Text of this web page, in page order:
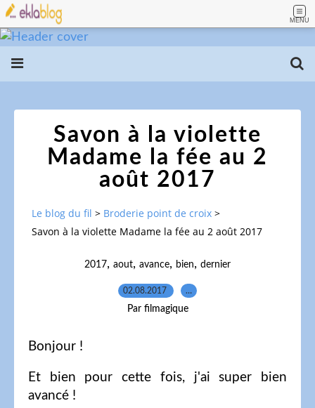
MENU
Savon à la violette
Madame la fée au 2
août 2017
Le blog du fil > Broderie point de croix >
Savon à la violette Madame la fée au 2 août 2017
2017, aout, avance, bien, dernier
02.08.2017 …
Par filmagique
Bonjour !
Et bien pour cette fois, j'ai super bien
avancé !